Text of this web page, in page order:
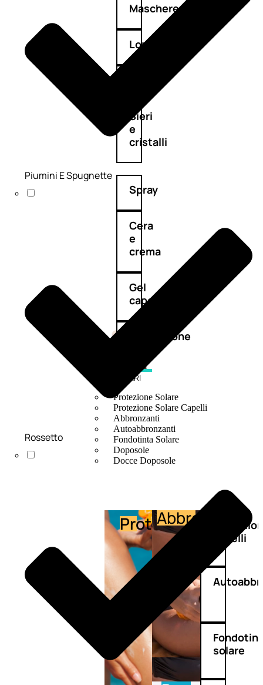
Maschere
Lozioni
Sieri
e
cristalli
Spray
Cera
e
crema
Gel
capelli
Colorazione
SOLARI
Protezione Solare
Protezione Solare Capelli
Abbronzanti
Autoabbronzanti
Fondotinta Solare
Doposole
Docce Doposole
ProtezioneAbbronzante
capelli
solare
Piumini E Spugnette
Rossetto